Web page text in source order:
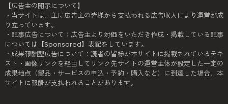
【広告主の開示について】
・当サイトは、主に広告主の皆様から支払われる広告収入により運営が成
り立っています。
・記事広告について：広告主より対価をいただき作成・掲載している記事
については【Sponsored】表記をしています。
・成果報酬型広告について：読者の皆様が本サイトに掲載されているテキ
スト・画像リンクを経由してリンク先サイトの運営主体が設定した一定の
成果地点（製品・サービスの申込・予約・購入など）に到達した場合、本
サイトに報酬が支払われることがあります。